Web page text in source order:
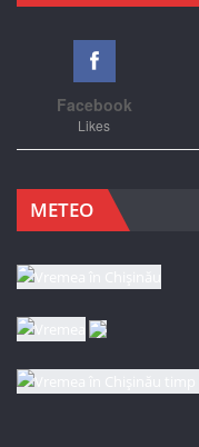
Facebook
Likes
METEO